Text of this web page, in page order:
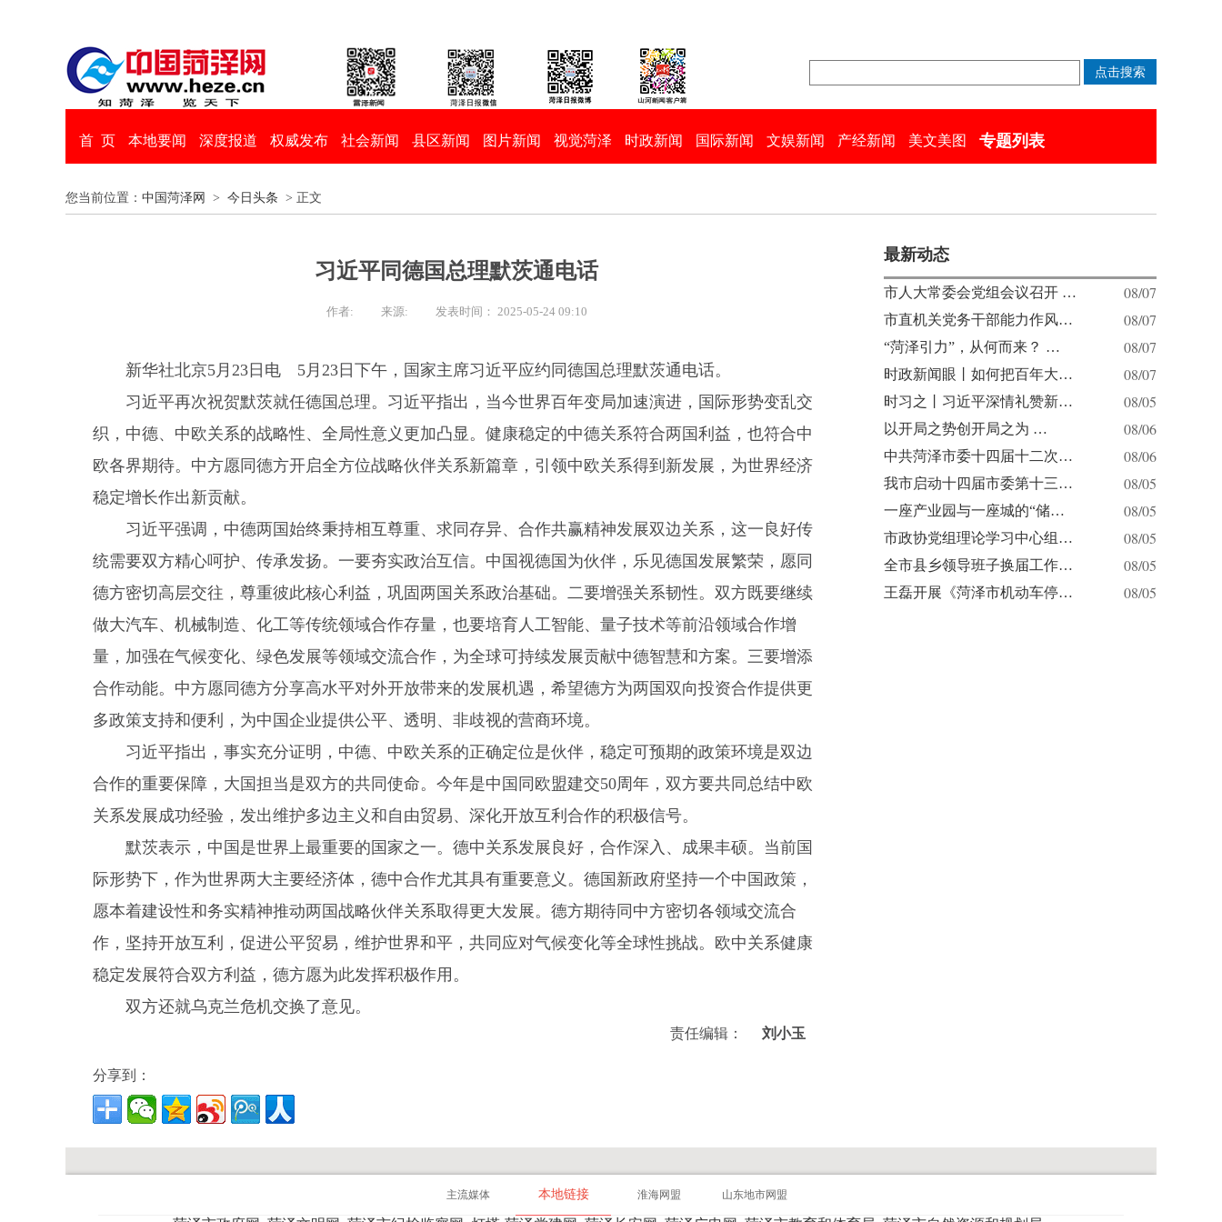
首 页 本地要闻 深度报道 权威发布 社会新闻 县区新闻 图片新闻 视觉菏泽 时政新闻 国际新闻 文娱新闻 产经新闻 美文美图 专题列表
您当前位置： 中国菏泽网 > 今日头条 > 正文
习近平同德国总理默茨通电话
作者: 来源: 发表时间： 2025-05-24 09:10
新华社北京5月23日电 5月23日下午，国家主席习近平应约同德国总理默茨通电话。
习近平再次祝贺默茨就任德国总理。习近平指出，当今世界百年变局加速演进，国际形势变乱交
织，中德、中欧关系的战略性、全局性意义更加凸显。健康稳定的中德关系符合两国利益，也符合中
欧各界期待。中方愿同德方开启全方位战略伙伴关系新篇章，引领中欧关系得到新发展，为世界经济
稳定增长作出新贡献。
习近平强调，中德两国始终秉持相互尊重、求同存异、合作共赢精神发展双边关系，这一良好传
统需要双方精心呵护、传承发扬。一要夯实政治互信。中国视德国为伙伴，乐见德国发展繁荣，愿同
德方密切高层交往，尊重彼此核心利益，巩固两国关系政治基础。二要增强关系韧性。双方既要继续
做大汽车、机械制造、化工等传统领域合作存量，也要培育人工智能、量子技术等前沿领域合作增
量，加强在气候变化、绿色发展等领域交流合作，为全球可持续发展贡献中德智慧和方案。三要增添
合作动能。中方愿同德方分享高水平对外开放带来的发展机遇，希望德方为两国双向投资合作提供更
多政策支持和便利，为中国企业提供公平、透明、非歧视的营商环境。
习近平指出，事实充分证明，中德、中欧关系的正确定位是伙伴，稳定可预期的政策环境是双边
合作的重要保障，大国担当是双方的共同使命。今年是中国同欧盟建交50周年，双方要共同总结中欧
关系发展成功经验，发出维护多边主义和自由贸易、深化开放互利合作的积极信号。
默茨表示，中国是世界上最重要的国家之一。德中关系发展良好，合作深入、成果丰硕。当前国
际形势下，作为世界两大主要经济体，德中合作尤其具有重要意义。德国新政府坚持一个中国政策，
愿本着建设性和务实精神推动两国战略伙伴关系取得更大发展。德方期待同中方密切各领域交流合
作，坚持开放互利，促进公平贸易，维护世界和平，共同应对气候变化等全球性挑战。欧中关系健康
稳定发展符合双方利益，德方愿为此发挥积极作用。
双方还就乌克兰危机交换了意见。
责任编辑： 刘小玉
分享到：
最新动态
市人大常委会党组会议召开 … 08/07
市直机关党务干部能力作风… 08/07
“菏泽引力”，从何而来？ … 08/07
时政新闻眼丨如何把百年大… 08/07
时习之丨习近平深情礼赞新… 08/05
以开局之势创开局之为 … 08/06
中共菏泽市委十四届十二次… 08/06
我市启动十四届市委第十三… 08/05
一座产业园与一座城的“储… 08/05
市政协党组理论学习中心组… 08/05
全市县乡领导班子换届工作… 08/05
王磊开展《菏泽市机动车停… 08/05
主流媒体 本地链接 淮海网盟 山东地市网盟